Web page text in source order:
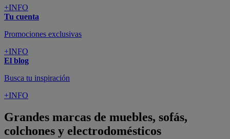
+INFO
Tu cuenta
Promociones exclusivas
+INFO
El blog
Busca tu inspiración
+INFO
Grandes marcas de muebles, sofás,
colchones y electrodomésticos